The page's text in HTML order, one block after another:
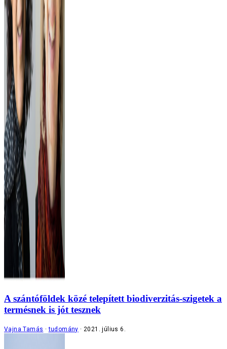
A szántóföldek közé telepített biodiverzitás-szigetek a
termésnek is jót tesznek
Vajna Tamás tudomány 2021. július 6.